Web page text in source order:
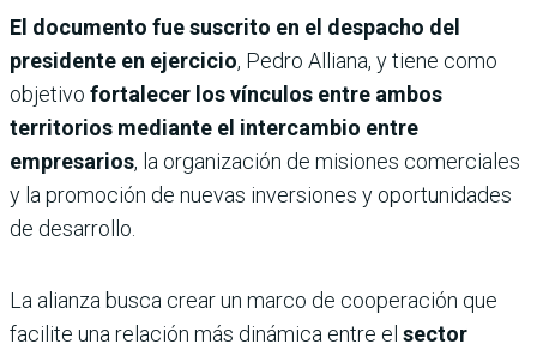
El documento fue suscrito en el despacho del
presidente en ejercicio, Pedro Alliana, y tiene como
objetivo fortalecer los vínculos entre ambos
territorios mediante el intercambio entre
empresarios, la organización de misiones comerciales
y la promoción de nuevas inversiones y oportunidades
de desarrollo.
La alianza busca crear un marco de cooperación que
facilite una relación más dinámica entre el sector